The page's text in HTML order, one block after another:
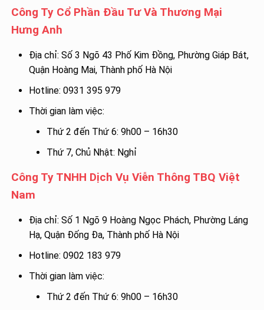
Công Ty Cổ Phần Đầu Tư Và Thương Mại
Hưng Anh
Địa chỉ: Số 3 Ngõ 43 Phố Kim Đồng, Phường Giáp Bát,
Quận Hoàng Mai, Thành phố Hà Nội
Hotline: 0931 395 979
Thời gian làm việc:
Thứ 2 đến Thứ 6: 9h00 – 16h30
Thứ 7, Chủ Nhật: Nghỉ
Công Ty TNHH Dịch Vụ Viễn Thông TBQ Việt
Nam
Địa chỉ: Số 1 Ngõ 9 Hoàng Ngọc Phách, Phường Láng
Hạ, Quận Đống Đa, Thành phố Hà Nội
Hotline: 0902 183 979
Thời gian làm việc:
Thứ 2 đến Thứ 6: 9h00 – 16h30